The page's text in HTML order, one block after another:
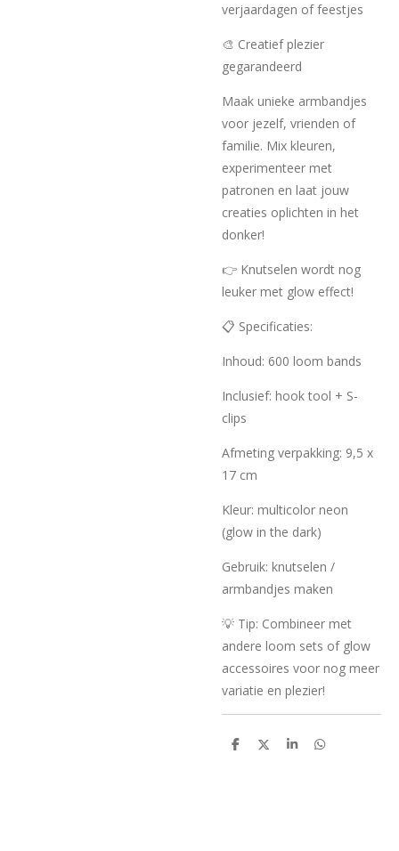
verjaardagen of feestjes
🎨 Creatief plezier
gegarandeerd
Maak unieke armbandjes
voor jezelf, vrienden of
familie. Mix kleuren,
experimenteer met
patronen en laat jouw
creaties oplichten in het
donker!
👉 Knutselen wordt nog
leuker met glow effect!
📋 Specificaties:
Inhoud: 600 loom bands
Inclusief: hook tool + S-
clips
Afmeting verpakking: 9,5 x
17 cm
Kleur: multicolor neon
(glow in the dark)
Gebruik: knutselen /
armbandjes maken
💡 Tip: Combineer met
andere loom sets of glow
accessoires voor nog meer
variatie en plezier!
D
D
S
D